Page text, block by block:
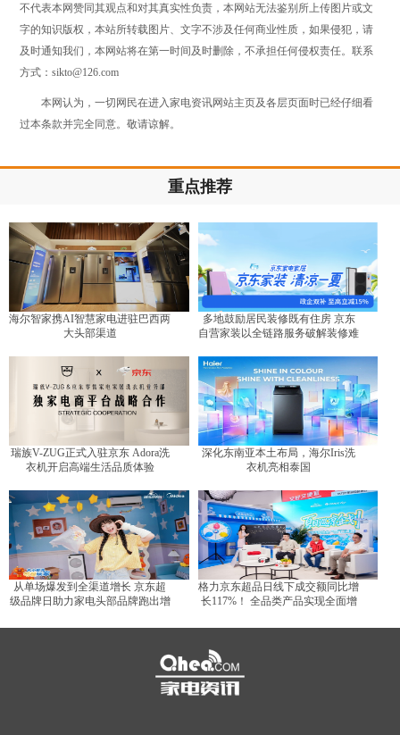
不代表本网赞同其观点和对其真实性负责，本网站无法鉴别所上传图片或文
字的知识版权，本站所转载图片、文字不涉及任何商业性质，如果侵犯，请
及时通知我们，本网站将在第一时间及时删除，不承担任何侵权责任。联系
方式：sikto@126.com
本网认为，一切网民在进入家电资讯网站主页及各层页面时已经仔细看
过本条款并完全同意。敬请谅解。
重点推荐
海尔智家携AI智慧家电进驻巴西两
大头部渠道
多地鼓励居民装修既有住房 京东
自营家装以全链路服务破解装修难
瑞族V-ZUG正式入驻京东 Adora洗
衣机开启高端生活品质体验
深化东南亚本土布局，海尔Iris洗
衣机亮相泰国
从单场爆发到全渠道增长 京东超
级品牌日助力家电头部品牌跑出增
格力京东超品日线下成交额同比增
长117%！ 全品类产品实现全面增